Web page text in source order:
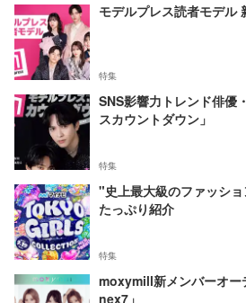
モデルプレス読者モデル
特集
SNS影響力トレンド俳優
スカウントダウン」
特集
"史上最大級のファッシ
たっぷり紹介
特集
moxymill新メンバーオ
nex7」